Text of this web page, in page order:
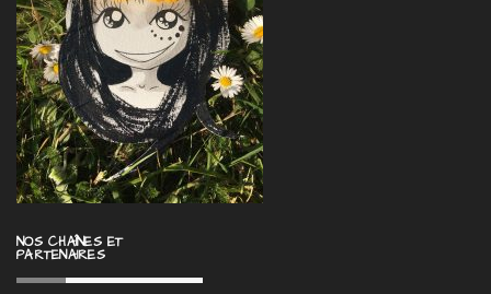
NOS CHAÎNES ET
PARTENAIRES